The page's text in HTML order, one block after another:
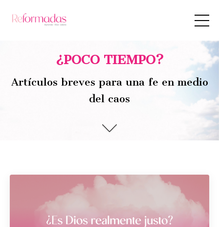
¿POCO TIEMPO?
Artículos breves para una fe en medio
del caos